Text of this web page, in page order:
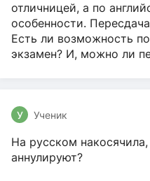
отличницей, а по
особенности.
Есть ли возможность
экзамен? И, можно ли
У Ученик
На русском
аннулируют?